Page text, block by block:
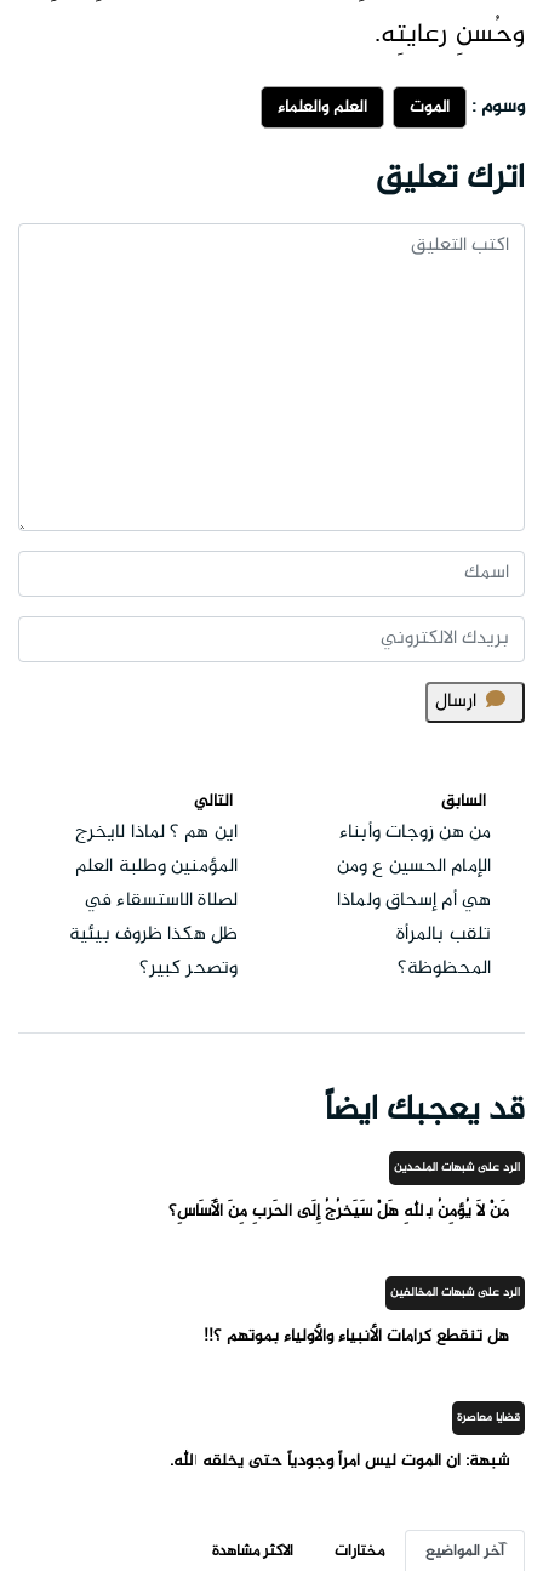
وحُسنِ رعايتِه.
وسوم : الموت العلم والعلماء
اترك تعليق
ارسال
السابق
من هن زوجات وأبناء
الإمام الحسين ع ومن
هي أم إسحاق ولماذا
تلقب بالمرأة
المحظوظة؟
التالي
اين هم ؟ لماذا لايخرج
المؤمنين وطلبة العلم
لصلاة الاستسقاء في
ظل هكذا ظروف بيئية
وتصحر كبير؟
قد يعجبك ايضاً
الرد على شبهات الملحدين
مَنْ لَا يُؤمِنُ بٱللهِ هَلْ سَيَخرُجُ إِلَى الحَربِ مِنَ الأَسَاسِ؟
الرد على شبهات المخالفين
هل تنقطع كرامات الأنبياء والأولياء بموتهم ؟!!
قضايا معاصرة
شبهة: أن الموت ليس أمراً وجودياً حتى يخلقه الله.
آخر المواضيع مختارات
الاكثر مشاهدة